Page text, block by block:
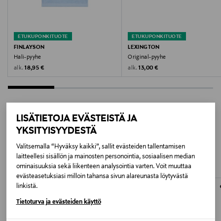
LISÄTIETOJA EVÄSTEISTÄ JA
YKSITYISYYDESTÄ
Valitsemalla “Hyväksy kaikki”, sallit evästeiden tallentamisen
laitteellesi sisällön ja mainosten personointia, sosiaalisen median
ominaisuuksia sekä liikenteen analysointia varten. Voit muuttaa
evästeasetuksiasi milloin tahansa sivun alareunasta löytyvästä
linkistä.
Tietoturva ja evästeiden käyttö
PO Box 49, 00511 Helsinki, Finland
Digitaalinen osoite
Finlayson, pyyhe, pyyhkeet, kylpyhuonetekstiilit
ETUKUPONKITUOTE
FINLAYSON
Hali-pyyhe
alk. Original Price
18,95 €
ETUKUPONKITUOTE
LEXINGTON
Original-pyyhe
alk. Original Price
13,00 €
LISÄÄ KIINNOSTAVIA
TUOTTEITA